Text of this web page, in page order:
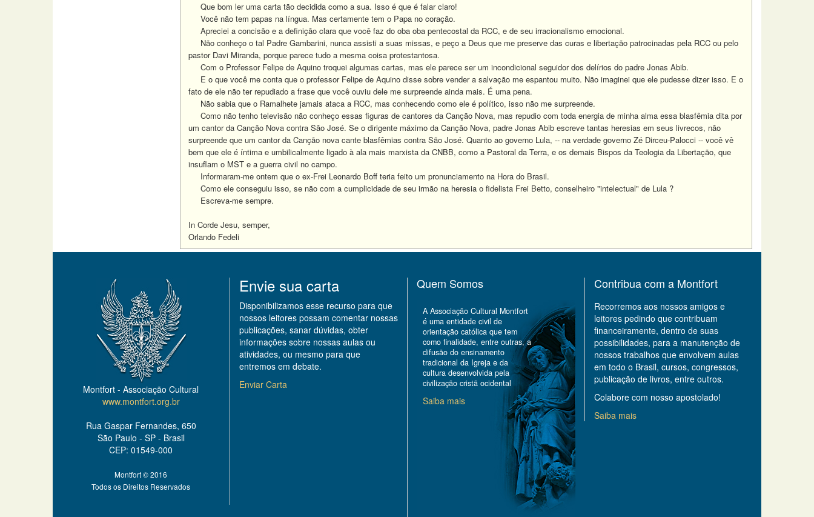
Que bom ler uma carta tão decidida como a sua. Isso é que é falar claro!
Você não tem papas na língua. Mas certamente tem o Papa no coração.
Apreciei a concisão e a definição clara que você faz do oba oba pentecostal da RCC, e de seu irracionalismo emocional.
Não conheço o tal Padre Gambarini, nunca assisti a suas missas, e peço a Deus que me preserve das curas e libertação patrocinadas pela RCC ou pelo
pastor Davi Miranda, porque parece tudo a mesma coisa protestantosa.
Com o Professor Felipe de Aquino troquei algumas cartas, mas ele parece ser um incondicional seguidor dos delírios do padre Jonas Abib.
E o que você me conta que o professor Felipe de Aquino disse sobre vender a salvação me espantou muito. Não imaginei que ele pudesse dizer isso. E o
fato de ele não ter repudiado a frase que você ouviu dele me surpreende ainda mais. É uma pena.
Não sabia que o Ramalhete jamais ataca a RCC, mas conhecendo como ele é político, isso não me surpreende.
Como não tenho televisão não conheço essas figuras de cantores da Canção Nova, mas repudio com toda energia de minha alma essa blasfêmia dita por
um cantor da Canção Nova contra São José. Se o dirigente máximo da Canção Nova, padre Jonas Abib escreve tantas heresias em seus livrecos, não
surpreende que um cantor da Canção nova cante blasfêmias contra São José. Quanto ao governo Lula, -- na verdade governo Zé Dirceu-Palocci -- você vê
bem que ele é íntima e umbilicalmente ligado à ala mais marxista da CNBB, como a Pastoral da Terra, e os demais Bispos da Teologia da Libertação, que
insuflam o MST e a guerra civil no campo.
Informaram-me ontem que o ex-Frei Leonardo Boff teria feito um pronunciamento na Hora do Brasil.
Como ele conseguiu isso, se não com a cumplicidade de seu irmão na heresia o fidelista Frei Betto, conselheiro "intelectual" de Lula ?
Escreva-me sempre.
In Corde Jesu, semper,
Orlando Fedeli
Montfort - Associação Cultural
www.montfort.org.br
Rua Gaspar Fernandes, 650
São Paulo - SP - Brasil
CEP: 01549-000
Montfort © 2016
Todos os Direitos Reservados
Envie sua carta
Disponibilizamos esse recurso para que
nossos leitores possam comentar nossas
publicações, sanar dúvidas, obter
informações sobre nossas aulas ou
atividades, ou mesmo para que
entremos em debate.
Enviar Carta
Quem Somos
A Associação Cultural Montfort
é uma entidade civil de
orientação católica que tem
como finalidade, entre outras, a
difusão do ensinamento
tradicional da Igreja e da
cultura desenvolvida pela
civilização cristã ocidental
Saiba mais
Contribua com a Montfort
Recorremos aos nossos amigos e
leitores pedindo que contribuam
financeiramente, dentro de suas
possibilidades, para a manutenção de
nossos trabalhos que envolvem aulas
em todo o Brasil, cursos, congressos,
publicação de livros, entre outros.
Colabore com nosso apostolado!
Saiba mais